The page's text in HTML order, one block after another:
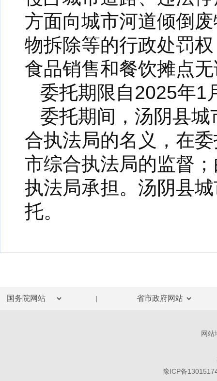
方面向城市河道倾倒
物拆除等的行政处罚
食品销售和餐饮摊点
委托期限自2025年1
委托期间，汤阴县
合执法局的名义，在
市综合执法局的监督
执法局承担。汤阴县
托。
|
网站
豫ICP备